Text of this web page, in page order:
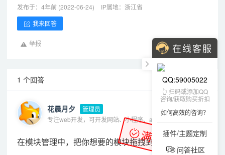
发布于：4年前 (2022-06-24) IP属地：浙江省
我来回答
举报
1 个回答
满意答案
花晨月夕
管理员
在模块管理中，把你想要的模块拖拽到侧栏9
在线客服
QQ:59005022
👆 扫码或添加QQ
咨询/获取购买折扣
如何高效的咨询？
插件/主题定制
问答社区